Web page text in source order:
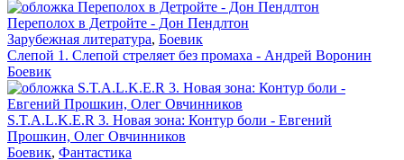
Переполох в Детройте - Дон Пендлтон
Зарубежная литература, Боевик
Слепой 1. Слепой стреляет без промаха - Андрей Воронин
Боевик
S.T.A.L.K.E.R 3. Новая зона: Контур боли - Евгений
Прошкин, Олег Овчинников
Боевик, Фантастика